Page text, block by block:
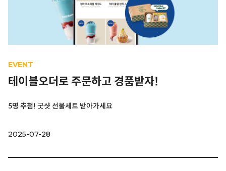
EVENT
테이블오더로 주문하고 경품받자!
5명 추첨! 굿샷 선물세트 받아가세요
2025-07-28